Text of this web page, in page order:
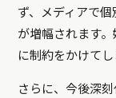
ず、メディアで
が増幅されます
に制約をかけて
さらに、今後深